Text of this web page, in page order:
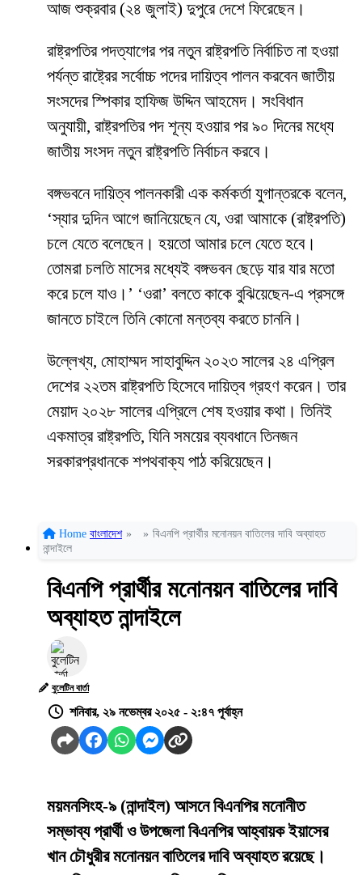
আজ শুক্রবার (২৪ জুলাই) দুপুরে দেশে ফিরেছেন।
রাষ্ট্রপতির পদত্যাগের পর নতুন রাষ্ট্রপতি নির্বাচিত না হওয়া
পর্যন্ত রাষ্ট্রের সর্বোচ্চ পদের দায়িত্ব পালন করবেন জাতীয়
সংসদের স্পিকার হাফিজ উদ্দিন আহমেদ। সংবিধান
অনুযায়ী, রাষ্ট্রপতির পদ শূন্য হওয়ার পর ৯০ দিনের মধ্যে
জাতীয় সংসদ নতুন রাষ্ট্রপতি নির্বাচন করবে।
বঙ্গভবনে দায়িত্ব পালনকারী এক কর্মকর্তা যুগান্তরকে বলেন,
‘স্যার দুদিন আগে জানিয়েছেন যে, ওরা আমাকে (রাষ্ট্রপতি)
চলে যেতে বলেছেন। হয়তো আমার চলে যেতে হবে।
তোমরা চলতি মাসের মধ্যেই বঙ্গভবন ছেড়ে যার যার মতো
করে চলে যাও।’ ‘ওরা’ বলতে কাকে বুঝিয়েছেন-এ প্রসঙ্গে
জানতে চাইলে তিনি কোনো মন্তব্য করতে চাননি।
উল্লেখ্য, মোহাম্মদ সাহাবুদ্দিন ২০২৩ সালের ২৪ এপ্রিল
দেশের ২২তম রাষ্ট্রপতি হিসেবে দায়িত্ব গ্রহণ করেন। তার
মেয়াদ ২০২৮ সালের এপ্রিলে শেষ হওয়ার কথা। তিনিই
একমাত্র রাষ্ট্রপতি, যিনি সময়ের ব্যবধানে তিনজন
সরকারপ্রধানকে শপথবাক্য পাঠ করিয়েছেন।
Home বাংলাদেশ » » বিএনপি প্রার্থীর মনোনয়ন বাতিলের দাবি অব্যাহত
নান্দাইলে
বিএনপি প্রার্থীর মনোনয়ন বাতিলের দাবি
অব্যাহত নান্দাইলে
বুলেটিন বার্তা
শনিবার, ২৯ নভেম্বর ২০২৫ - ২:৪৭ পূর্বাহ্ন
ময়মনসিংহ-৯ (নান্দাইল) আসনে বিএনপির মনোনীত
সম্ভাব্য প্রার্থী ও উপজেলা বিএনপির আহ্বায়ক ইয়াসের
খান চৌধুরীর মনোনয়ন বাতিলের দাবি অব্যাহত রয়েছে।